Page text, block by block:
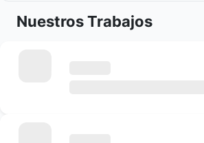
Nuestros Trabajos